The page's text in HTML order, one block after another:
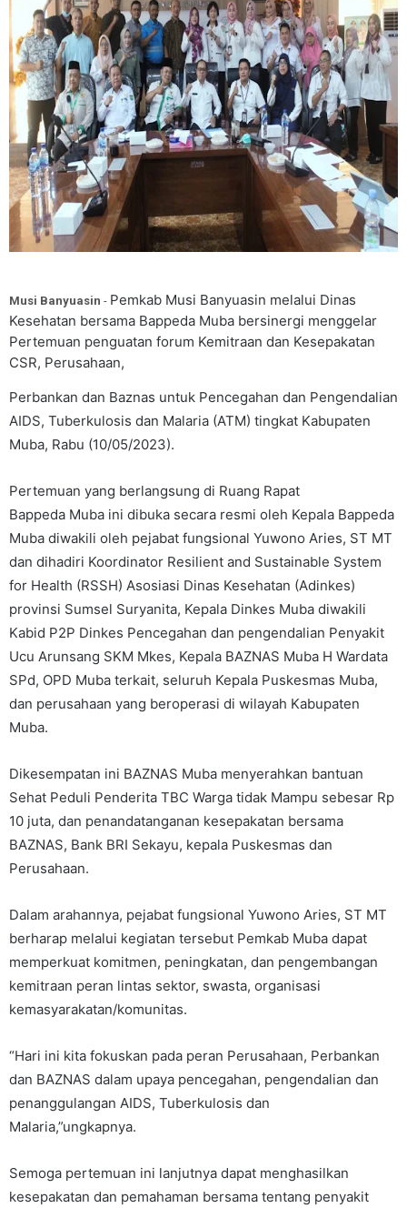
Musi Banyuasin - Pemkab Musi Banyuasin melalui Dinas
Kesehatan bersama Bappeda Muba bersinergi menggelar
Pertemuan penguatan forum Kemitraan dan Kesepakatan
CSR, Perusahaan,
Perbankan dan Baznas untuk Pencegahan dan Pengendalian
AIDS, Tuberkulosis dan Malaria (ATM) tingkat Kabupaten
Muba, Rabu (10/05/2023).
Pertemuan yang berlangsung di Ruang Rapat
Bappeda Muba ini dibuka secara resmi oleh Kepala Bappeda
Muba diwakili oleh pejabat fungsional Yuwono Aries, ST MT
dan dihadiri Koordinator Resilient and Sustainable System
for Health (RSSH) Asosiasi Dinas Kesehatan (Adinkes)
provinsi Sumsel Suryanita, Kepala Dinkes Muba diwakili
Kabid P2P Dinkes Pencegahan dan pengendalian Penyakit
Ucu Arunsang SKM Mkes, Kepala BAZNAS Muba H Wardata
SPd, OPD Muba terkait, seluruh Kepala Puskesmas Muba,
dan perusahaan yang beroperasi di wilayah Kabupaten
Muba.
Dikesempatan ini BAZNAS Muba menyerahkan bantuan
Sehat Peduli Penderita TBC Warga tidak Mampu sebesar Rp
10 juta, dan penandatanganan kesepakatan bersama
BAZNAS, Bank BRI Sekayu, kepala Puskesmas dan
Perusahaan.
Dalam arahannya, pejabat fungsional Yuwono Aries, ST MT
berharap melalui kegiatan tersebut Pemkab Muba dapat
memperkuat komitmen, peningkatan, dan pengembangan
kemitraan peran lintas sektor, swasta, organisasi
kemasyarakatan/komunitas.
“Hari ini kita fokuskan pada peran Perusahaan, Perbankan
dan BAZNAS dalam upaya pencegahan, pengendalian dan
penanggulangan AIDS, Tuberkulosis dan
Malaria,”ungkapnya.
Semoga pertemuan ini lanjutnya dapat menghasilkan
kesepakatan dan pemahaman bersama tentang penyakit